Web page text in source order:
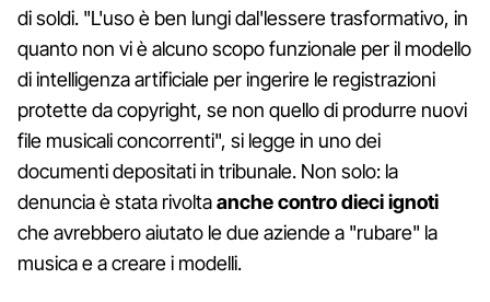
di soldi. "L'uso è ben lungi dal'lessere trasformativo, in
quanto non vi è alcuno scopo funzionale per il modello
di intelligenza artificiale per ingerire le registrazioni
protette da copyright, se non quello di produrre nuovi
file musicali concorrenti", si legge in uno dei
documenti depositati in tribunale. Non solo: la
denuncia è stata rivoltaanche contro dieci ignoti
che avrebbero aiutato le due aziende a "rubare" la
musica e a creare i modelli.